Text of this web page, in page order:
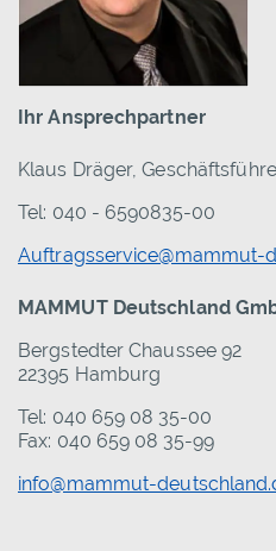
Ihr Ansprechpartner
Klaus Dräger,
Tel: 040 - 6590835-00
Auftragsservice@mammut-
MAMMUT Deutschland
Bergstedter Chaussee 92
22395 Hamburg
Tel: 040 659 08 35-00
Fax: 040 659 08 35-99
info@mammut-